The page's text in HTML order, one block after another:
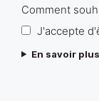
Comment
J'accepte
En savoir